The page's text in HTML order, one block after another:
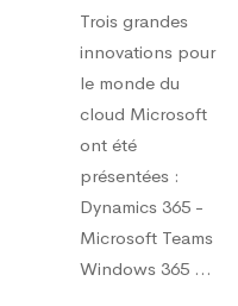
Trois grandes
innovations pour
le monde du
cloud Microsoft
ont été
présentées :
Dynamics 365 -
Microsoft Teams
Windows 365 ...